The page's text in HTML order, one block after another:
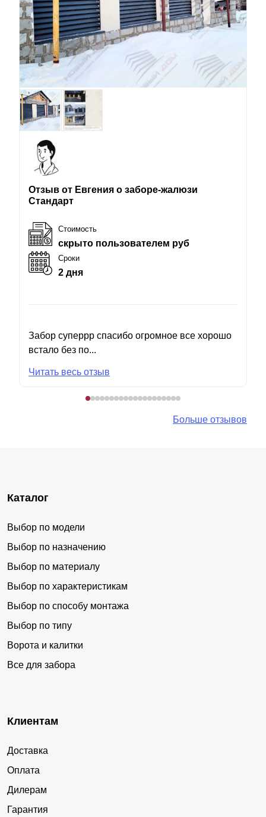
Отзыв от Евгения о заборе-жалюзи
Стандарт
Стоимость
скрыто пользователем руб
Сроки
2 дня
Забор суперрр спасибо огромное все хорошо
встало без по...
Читать весь отзыв
Больше отзывов
Каталог
Выбор по модели
Выбор по назначению
Выбор по материалу
Выбор по характеристикам
Выбор по способу монтажа
Выбор по типу
Ворота и калитки
Все для забора
Клиентам
Доставка
Оплата
Дилерам
Гарантия